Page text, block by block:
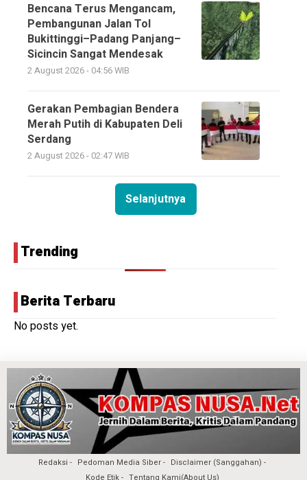
Bencana Terus Mengancam,
Pembangunan Jalan Tol
Bukittinggi–Padang Panjang–
Sicincin Sangat Mendesak
2 August 2026 - 04:56 WIB
Gerakan Pembagian Bendera
Merah Putih di Kabupaten Deli
Serdang
2 August 2026 - 02:47 WIB
Selanjutnya
Trending
Berita Terbaru
No posts yet.
Redaksi Pedoman Media Siber
Disclaimer (Sanggahan)
Kode Etik
Tentang Kami(About Us)